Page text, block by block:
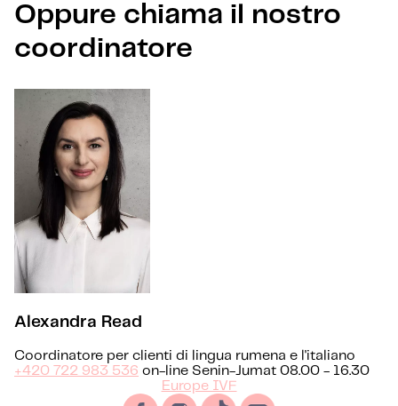
Oppure chiama il nostro
coordinatore
Alexandra Read
Coordinatore per clienti di lingua rumena e l'italiano
+420 722 983 536 on-line Senin-Jumat 08.00 - 16.30
Europe IVF